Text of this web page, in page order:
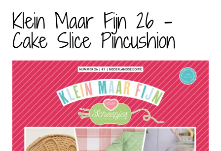
Klein Maar Fijn 26 -
Cake Slice Pincushion